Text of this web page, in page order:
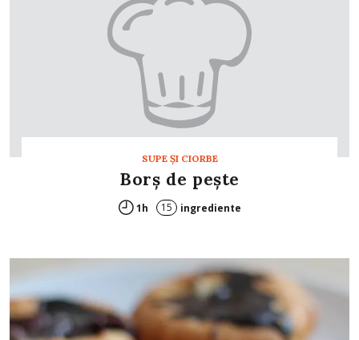
SUPE ŞI CIORBE
Borș de peşte
1h 15 ingrediente